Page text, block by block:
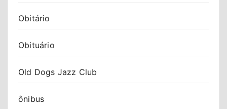
Obitário
Obituário
Old Dogs Jazz Club
ônibus